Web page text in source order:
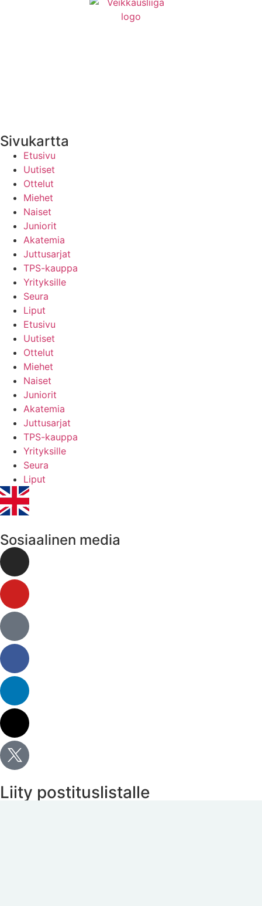
Sivukartta
Etusivu
Uutiset
Ottelut
Miehet
Naiset
Juniorit
Akatemia
Juttusarjat
TPS-kauppa
Yrityksille
Seura
Liput
Etusivu
Uutiset
Ottelut
Miehet
Naiset
Juniorit
Akatemia
Juttusarjat
TPS-kauppa
Yrityksille
Seura
Liput
Sosiaalinen media
Liity postituslistalle